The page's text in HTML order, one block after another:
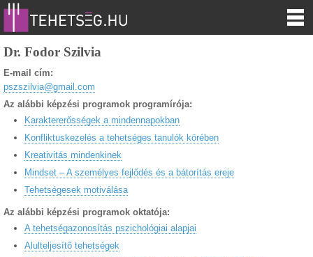
Dr. Fodor Szilvia
E-mail cím:
pszszilvia@gmail.com
Az alábbi képzési programok programírója:
Karaktererősségek a mindennapokban
Konfliktuskezelés a tehetséges tanulók körében
Kreativitás mindenkinek
Mindset – A személyes fejlődés és a bátorítás ereje
Tehetségesek motiválása
Az alábbi képzési programok oktatója:
A tehetségazonosítás pszichológiai alapjai
Alulteljesítő tehetségek